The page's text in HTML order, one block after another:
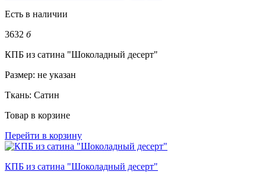
Есть в наличии
3632 б
КПБ из сатина "Шоколадный десерт"
Размер: не указан
Ткань: Сатин
Товар в корзине
Перейти в корзину
КПБ из сатина "Шоколадный десерт"